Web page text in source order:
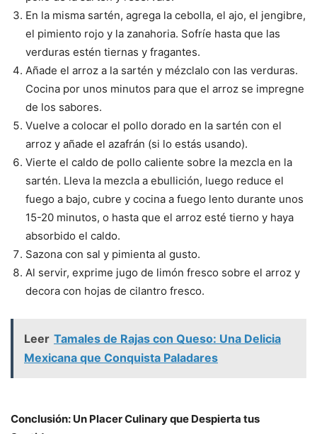
En la misma sartén, agrega la cebolla, el ajo, el jengibre,
el pimiento rojo y la zanahoria. Sofríe hasta que las
verduras estén tiernas y fragantes.
Añade el arroz a la sartén y mézclalo con las verduras.
Cocina por unos minutos para que el arroz se impregne
de los sabores.
Vuelve a colocar el pollo dorado en la sartén con el
arroz y añade el azafrán (si lo estás usando).
Vierte el caldo de pollo caliente sobre la mezcla en la
sartén. Lleva la mezcla a ebullición, luego reduce el
fuego a bajo, cubre y cocina a fuego lento durante unos
15-20 minutos, o hasta que el arroz esté tierno y haya
absorbido el caldo.
Sazona con sal y pimienta al gusto.
Al servir, exprime jugo de limón fresco sobre el arroz y
decora con hojas de cilantro fresco.
Leer Tamales de Rajas con Queso: Una Delicia
Mexicana que Conquista Paladares
Conclusión: Un Placer Culinary que Despierta tus